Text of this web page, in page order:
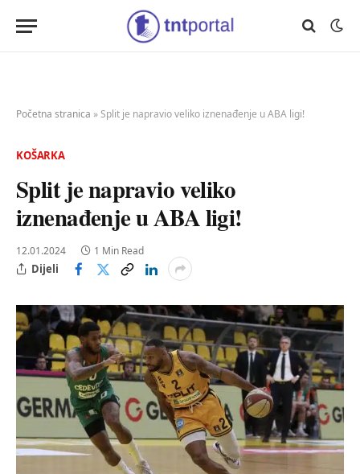
Početna stranica »Split je napravio veliko iznenađenje u ABA ligi!
KOŠARKA
Split je napravio veliko
iznenađenje u ABA ligi!
12.01.2024 1 Min Read
Dijeli